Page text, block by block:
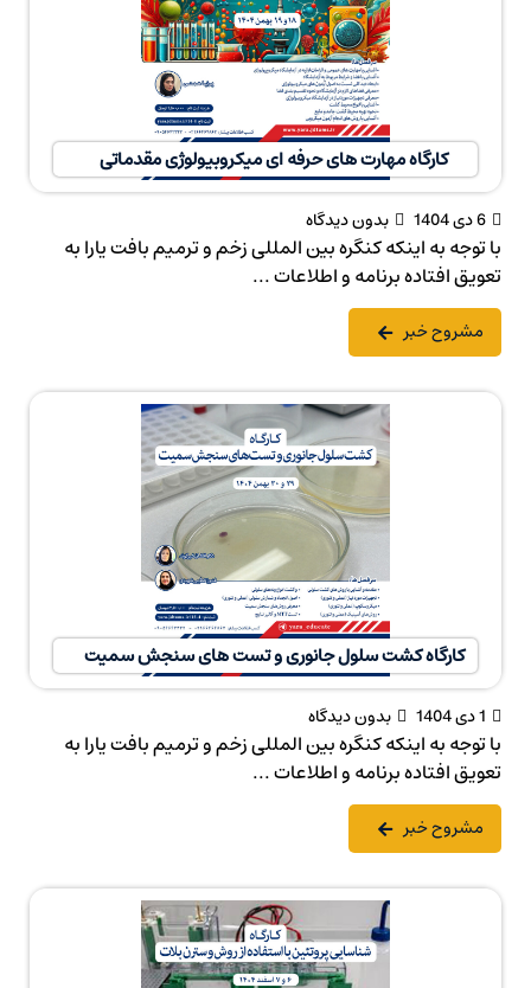
کارگاه مهارت های حرفه ای میکروبیولوژی مقدماتی
6 دی 1404 بدون دیدگاه
با توجه به اینکه کنگره بین المللی زخم و ترمیم بافت یارا به
تعویق افتاده برنامه و اطلاعات ...
مشروح خبر
کارگاه کشت سلول جانوری و تست های سنجش سمیت
1 دی 1404 بدون دیدگاه
با توجه به اینکه کنگره بین المللی زخم و ترمیم بافت یارا به
تعویق افتاده برنامه و اطلاعات ...
مشروح خبر